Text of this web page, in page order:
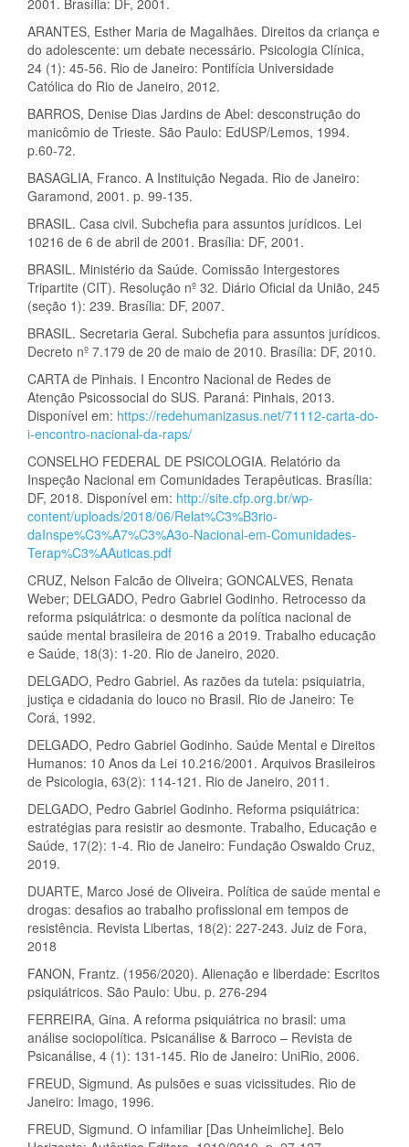
2001. Brasília: DF, 2001.
ARANTES, Esther Maria de Magalhães. Direitos da criança e
do adolescente: um debate necessário. Psicologia Clínica,
24 (1): 45-56. Rio de Janeiro: Pontifícia Universidade
Católica do Rio de Janeiro, 2012.
BARROS, Denise Dias Jardins de Abel: desconstrução do
manicômio de Trieste. São Paulo: EdUSP/Lemos, 1994.
p.60-72.
BASAGLIA, Franco. A Instituição Negada. Rio de Janeiro:
Garamond, 2001. p. 99-135.
BRASIL. Casa civil. Subchefia para assuntos jurídicos. Lei
10216 de 6 de abril de 2001. Brasília: DF, 2001.
BRASIL. Ministério da Saúde. Comissão Intergestores
Tripartite (CIT). Resolução nº 32. Diário Oficial da União, 245
(seção 1): 239. Brasília: DF, 2007.
BRASIL. Secretaria Geral. Subchefia para assuntos jurídicos.
Decreto nº 7.179 de 20 de maio de 2010. Brasília: DF, 2010.
CARTA de Pinhais. I Encontro Nacional de Redes de
Atenção Psicossocial do SUS. Paraná: Pinhais, 2013.
Disponível em: https://redehumanizasus.net/71112-carta-do-
i-encontro-nacional-da-raps/
CONSELHO FEDERAL DE PSICOLOGIA. Relatório da
Inspeção Nacional em Comunidades Terapêuticas. Brasília:
DF, 2018. Disponível em: http://site.cfp.org.br/wp-
content/uploads/2018/06/Relat%C3%B3rio-
daInspe%C3%A7%C3%A3o-Nacional-em-Comunidades-
Terap%C3%AAuticas.pdf
CRUZ, Nelson Falcão de Oliveira; GONCALVES, Renata
Weber; DELGADO, Pedro Gabriel Godinho. Retrocesso da
reforma psiquiátrica: o desmonte da política nacional de
saúde mental brasileira de 2016 a 2019. Trabalho educação
e Saúde, 18(3): 1-20. Rio de Janeiro, 2020.
DELGADO, Pedro Gabriel. As razões da tutela: psiquiatria,
justiça e cidadania do louco no Brasil. Rio de Janeiro: Te
Corá, 1992.
DELGADO, Pedro Gabriel Godinho. Saúde Mental e Direitos
Humanos: 10 Anos da Lei 10.216/2001. Arquivos Brasileiros
de Psicologia, 63(2): 114-121. Rio de Janeiro, 2011.
DELGADO, Pedro Gabriel Godinho. Reforma psiquiátrica:
estratégias para resistir ao desmonte. Trabalho, Educação e
Saúde, 17(2): 1-4. Rio de Janeiro: Fundação Oswaldo Cruz,
2019.
DUARTE, Marco José de Oliveira. Política de saúde mental e
drogas: desafios ao trabalho profissional em tempos de
resistência. Revista Libertas, 18(2): 227-243. Juiz de Fora,
2018
FANON, Frantz. (1956/2020). Alienação e liberdade: Escritos
psiquiátricos. São Paulo: Ubu. p. 276-294
FERREIRA, Gina. A reforma psiquiátrica no brasil: uma
análise sociopolítica. Psicanálise & Barroco – Revista de
Psicanálise, 4 (1): 131-145. Rio de Janeiro: UniRio, 2006.
FREUD, Sigmund. As pulsões e suas vicissitudes. Rio de
Janeiro: Imago, 1996.
FREUD, Sigmund. O infamiliar [Das Unheimliche]. Belo